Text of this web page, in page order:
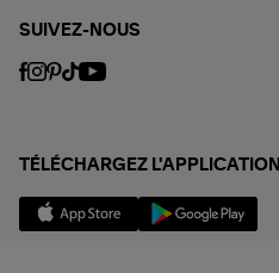
SUIVEZ-NOUS
TÉLÉCHARGEZ L'APPLICATION